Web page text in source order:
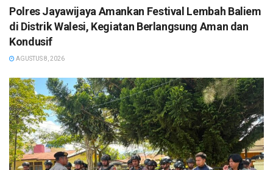
Polres Jayawijaya Amankan Festival Lembah Baliem
di Distrik Walesi, Kegiatan Berlangsung Aman dan
Kondusif
AGUSTUS 8, 2026